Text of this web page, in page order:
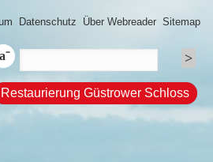
Datenschutz Über Webreader Sitemap
Restaurierung Güstrower Schloss